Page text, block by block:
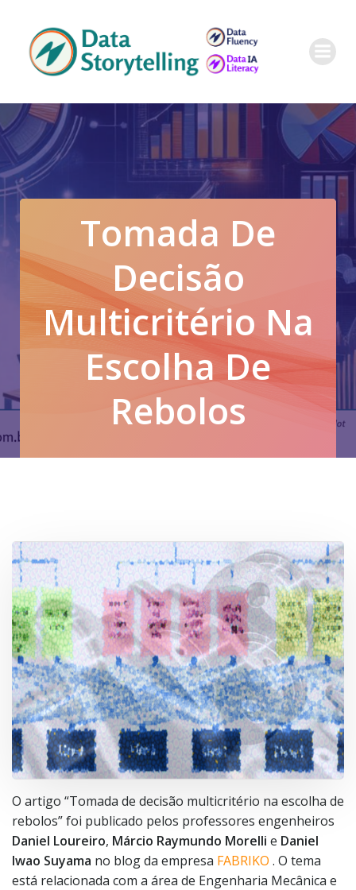
conteúdo
Tomada De
Decisão
Multicritério Na
Escolha De
Rebolos
O artigo “Tomada de decisão multicritério na escolha de
rebolos” foi publicado pelos professores engenheiros
Daniel Loureiro, Márcio Raymundo Morelli e Daniel
Iwao Suyama no blog da empresa FABRIKO . O tema
está relacionada com a área de Engenharia Mecânica e